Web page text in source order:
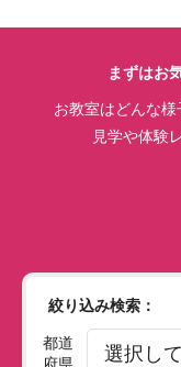
まずはお
お教室はどんな
見学や体験
絞り込み検索：
都道